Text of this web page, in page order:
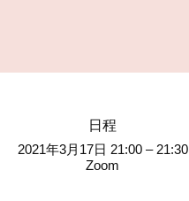
日程
2021年3月17日 21:00 – 21:30
Zoom